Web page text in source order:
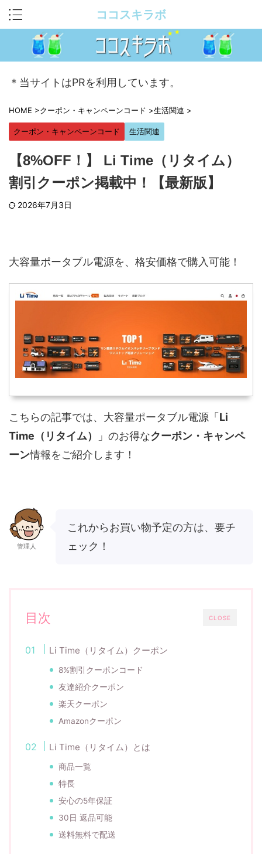
ココスキラボ
＊当サイトはPRを利用しています。
HOME >クーポン・キャンペーンコード >生活関連 >
クーポン・キャンペーンコード 生活関連
【8%OFF！】 Li Time（リタイム）
割引クーポン掲載中！【最新版】
2026年7月3日
大容量ポータブル電源を、格安価格で購入可能！
こちらの記事では、大容量ポータブル電源「Li
Time（リタイム）
」のお得なクーポン・キャンペ
ーン情報をご紹介します！
管理人
これからお買い物予定の方は、要チ
ェック！
CLOSE
目次
Li Time（リタイム）クーポン
8%割引クーポンコード
友達紹介クーポン
楽天クーポン
Amazonクーポン
Li Time（リタイム）とは
商品一覧
特長
安心の5年保証
30日 返品可能
送料無料で配送